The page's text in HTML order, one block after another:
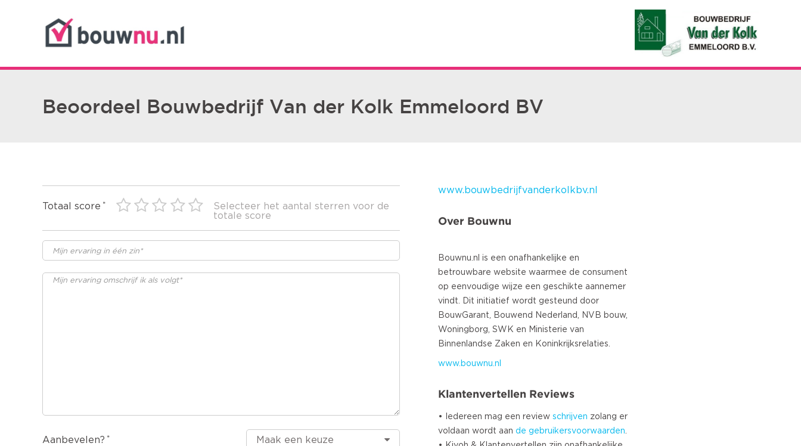
Beoordeel Bouwbedrijf Van der Kolk Emmeloord BV
Totaal score
Selecteer het aantal sterren voor de
totale score
Aanbevelen?
www.bouwbedrijfvanderkolkbv.nl
Over Bouwnu
Bouwnu.nl is een onafhankelijke en
betrouwbare website waarmee de consument
op eenvoudige wijze een geschikte aannemer
vindt. Dit initiatief wordt gesteund door
BouwGarant, Bouwend Nederland, NVB bouw,
Woningborg, SWK en Ministerie van
www.bouwnu.nl
Klantenvertellen Reviews
• Iedereen mag een review schrijven zolang er
voldaan wordt aan de gebruikersvoorwaarden.